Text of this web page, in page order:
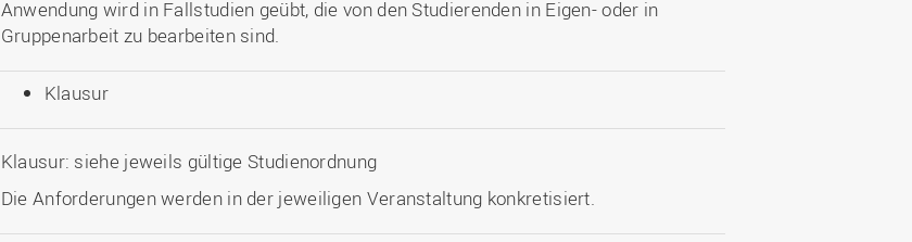
Anwendung wird in Fallstudien geübt, die von den Studierenden in Eigen- oder in
Gruppenarbeit zu bearbeiten sind.
Klausur
Klausur: siehe jeweils gültige Studienordnung
Die Anforderungen werden in der jeweiligen Veranstaltung konkretisiert.